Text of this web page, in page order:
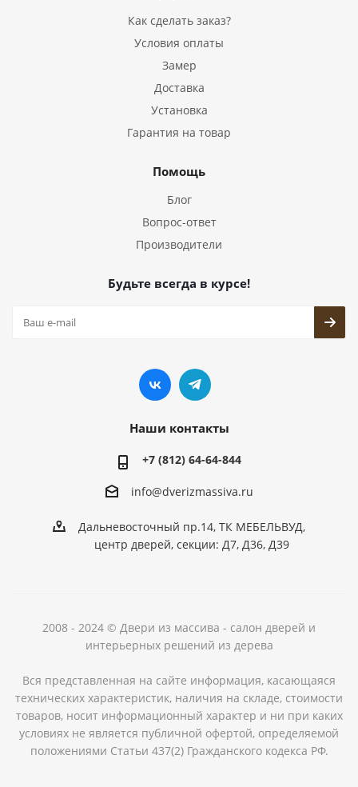
Как сделать заказ?
Условия оплаты
Замер
Доставка
Установка
Гарантия на товар
Помощь
Блог
Вопрос-ответ
Производители
Будьте всегда в курсе!
Наши контакты
+7 (812) 64-64-844
info@dverizmassiva.ru
Дальневосточный пр.14, ТК МЕБЕЛЬВУД,
центр дверей, секции: Д7, Д36, Д39
2008 - 2024 © Двери из массива - салон дверей и
интерьерных решений из дерева
Вся представленная на сайте информация, касающаяся
технических характеристик, наличия на складе, стоимости
товаров, носит информационный характер и ни при каких
условиях не является публичной офертой, определяемой
положениями Статьи 437(2) Гражданского кодекса РФ.